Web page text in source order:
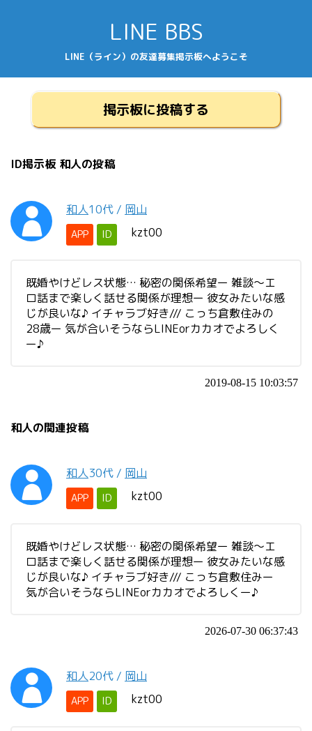
LINE BBS
LINE（ライン）の友達募集掲示板へようこそ
掲示板に投稿する
ID掲示板 和人の投稿
和人10代 / 岡山
APP ID kzt00
既婚やけどレス状態… 秘密の関係希望ー 雑談～エ
ロ話まで楽しく話せる関係が理想ー 彼女みたいな感
じが良いな♪ イチャラブ好き/// こっち倉敷住みの
28歳ー 気が合いそうならLINEorカカオでよろしく
ー♪
2019-08-15 10:03:57
和人の関連投稿
和人30代 / 岡山
APP ID kzt00
既婚やけどレス状態… 秘密の関係希望ー 雑談～エ
ロ話まで楽しく話せる関係が理想ー 彼女みたいな感
じが良いな♪ イチャラブ好き/// こっち倉敷住みー
気が合いそうならLINEorカカオでよろしくー♪
2026-07-30 06:37:43
和人20代 / 岡山
APP ID kzt00